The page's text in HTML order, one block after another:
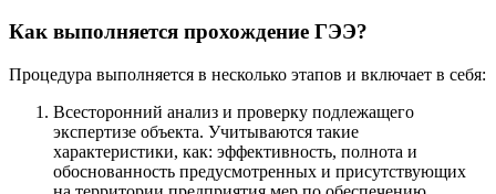
Как выполняется прохождение ГЭЭ?
Процедура выполняется в несколько этапов и включает в себя:
Всесторонний анализ и проверку подлежащего
экспертизе объекта. Учитываются такие
характеристики, как: эффективность, полнота и
обоснованность предусмотренных и присутствующих